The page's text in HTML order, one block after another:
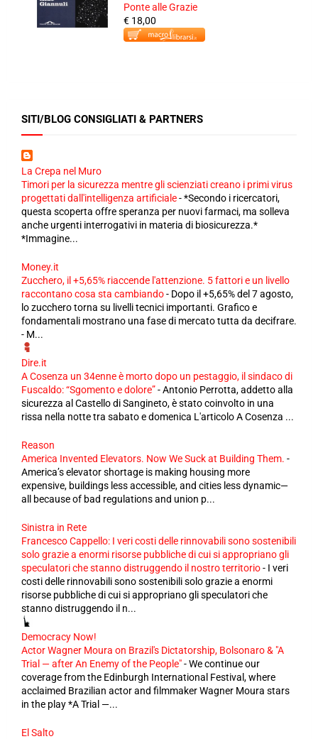
Ponte alle Grazie
€ 18,00
SITI/BLOG CONSIGLIATI & PARTNERS
La Crepa nel Muro
Timori per la sicurezza mentre gli scienziati creano i primi virus
progettati dall'intelligenza artificiale-*Secondo i ricercatori,
questa scoperta offre speranza per nuovi farmaci, ma solleva
anche urgenti interrogativi in ​​materia di biosicurezza.*
*Immagine...
Money.it
Zucchero, il +5,65% riaccende l'attenzione. 5 fattori e un livello
raccontano cosa sta cambiando- Dopo il +5,65% del 7 agosto,
lo zucchero torna su livelli tecnici importanti. Grafico e
fondamentali mostrano una fase di mercato tutta da decifrare.
- M...
Dire.it
A Cosenza un 34enne è morto dopo un pestaggio, il sindaco di
Fuscaldo: “Sgomento e dolore”-Antonio Perrotta, addetto alla
sicurezza al Castello di Sangineto, è stato coinvolto in una
rissa nella notte tra sabato e domenica L'articolo A Cosenza ...
Reason
America Invented Elevators. Now We Suck at Building Them. -
America’s elevator shortage is making housing more
expensive, buildings less accessible, and cities less dynamic—
all because of bad regulations and union p...
Sinistra in Rete
Francesco Cappello: I veri costi delle rinnovabili sono sostenibili
solo grazie a enormi risorse pubbliche di cui si appropriano gli
speculatori che stanno distruggendo il nostro territorio- I veri
costi delle rinnovabili sono sostenibili solo grazie a enormi
risorse pubbliche di cui si appropriano gli speculatori che
stanno distruggendo il n...
Democracy Now!
Actor Wagner Moura on Brazil's Dictatorship, Bolsonaro & "A
Trial — after An Enemy of the People"-We continue our
coverage from the Edinburgh International Festival, where
acclaimed Brazilian actor and filmmaker Wagner Moura stars
in the play *A Trial —...
El Salto